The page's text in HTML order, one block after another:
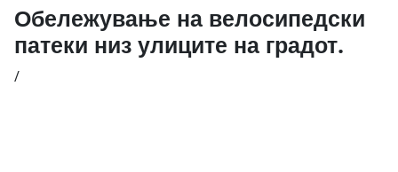
Обележување на велосипедски
патеки низ улиците на градот.
/